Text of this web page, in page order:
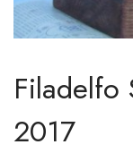
Filadelfo
2017